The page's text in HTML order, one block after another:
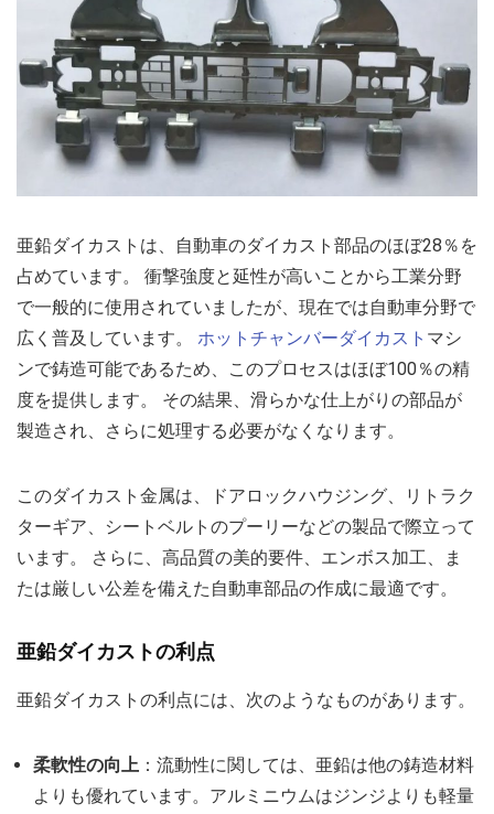
亜鉛ダイカストは、自動車のダイカスト部品のほぼ28％を
占めています。 衝撃強度と延性が高いことから工業分野
で一般的に使用されていましたが、現在では自動車分野で
広く普及しています。 ホットチャンバーダイカスト マシ
ンで鋳造可能であるため、このプロセスはほぼ100％の精
度を提供します。 その結果、滑らかな仕上がりの部品が
製造され、さらに処理する必要がなくなります。
このダイカスト金属は、ドアロックハウジング、リトラク
ターギア、シートベルトのプーリーなどの製品で際立って
います。 さらに、高品質の美的要件、エンボス加工、ま
たは厳しい公差を備えた自動車部品の作成に最適です。
亜鉛ダイカストの利点
亜鉛ダイカストの利点には、次のようなものがあります。
柔軟性の向上 ：流動性に関しては、亜鉛は他の鋳造材料
よりも優れています。アルミニウムはジンジよりも軽量